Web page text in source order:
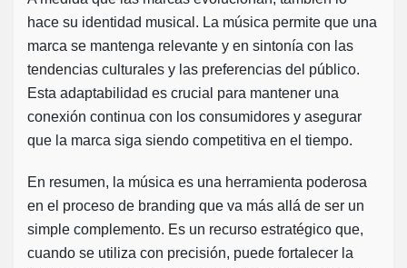
hace su identidad musical. La música permite que una
marca se mantenga relevante y en sintonía con las
tendencias culturales y las preferencias del público.
Esta adaptabilidad es crucial para mantener una
conexión continua con los consumidores y asegurar
que la marca siga siendo competitiva en el tiempo.
En resumen, la música es una herramienta poderosa
en el proceso de branding que va más allá de ser un
simple complemento. Es un recurso estratégico que,
cuando se utiliza con precisión, puede fortalecer la